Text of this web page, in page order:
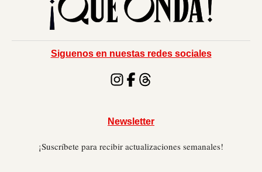
Siguenos en nuestas redes sociales
Newsletter
¡Suscríbete para recibir actualizaciones semanales!